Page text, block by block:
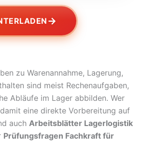
→
zu Warenannahme, Lagerung,
sind meist Rechenaufgaben,
Abläufe im Lager abbilden. Wer
eine direkte Vorbereitung auf
auch Arbeitsblätter Lagerlogistik
Prüfungsfragen Fachkraft für